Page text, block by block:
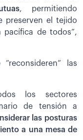
, permitiendo
preserven el tejido
pacífica de todos”,
las
los sectores
de tensión a
las posturas
a una mesa de